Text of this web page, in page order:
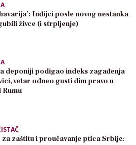
havarija’: Inđijci posle novog nestanka
živce (i strpljenje)
deponiji podigao indeks zagađenja
vetar odneo gusti dim pravo u
Rumu
za zaštitu i proučavanje ptica Srbije: